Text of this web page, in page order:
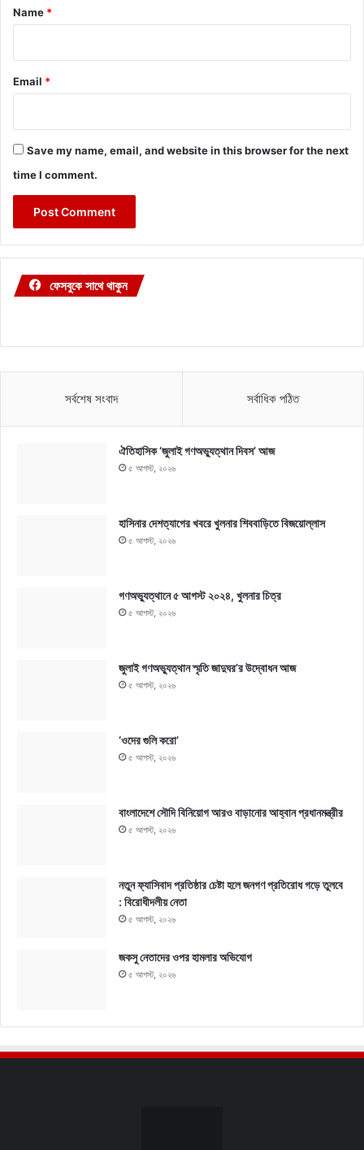
*
Name *
Email *
Save my name, email, and website in this browser for the next
time I comment.
ফেসবুকে সাথে থাকুন
সর্বশেষ সংবাদ সর্বাধিক পঠিত
ঐতিহাসিক ‘জুলাই গণঅভ্যুত্থান দিবস’ আজ
৫ আগস্ট, ২০২৬
হাসিনার দেশত্যাগের খবরে খুলনার শিববাড়িতে বিজয়োল্লাস
৫ আগস্ট, ২০২৬
গণঅভ্যুত্থানে ৫ আগস্ট ২০২৪, খুলনার চিত্র
৫ আগস্ট, ২০২৬
জুলাই গণঅভ্যুত্থান স্মৃতি জাদুঘর’র উদ্বোধন আজ
৫ আগস্ট, ২০২৬
‘ওদের গুলি করো’
৫ আগস্ট, ২০২৬
বাংলাদেশে সৌদি বিনিয়োগ আরও বাড়ানোর আহ্বান প্রধানমন্ত্রীর
৫ আগস্ট, ২০২৬
নতুন ফ্যাসিবাদ প্রতিষ্ঠার চেষ্টা হলে জনগণ প্রতিরোধ গড়ে তুলবে
: বিরোধীদলীয় নেতা
৫ আগস্ট, ২০২৬
জকসু নেতাদের ওপর হামলার অভিযোগ
৫ আগস্ট, ২০২৬